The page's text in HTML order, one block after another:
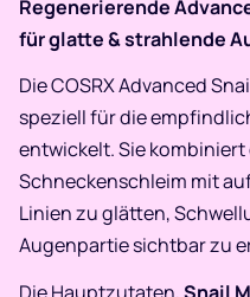
Regenerierende
für glatte & strahlende
Die COSRX Advanced
speziell für die
entwickelt. Sie
Schneckenschleim mit
Linien zu glätten,
Augenpartie sichtbar zu
Die Hauptzutaten,Snail